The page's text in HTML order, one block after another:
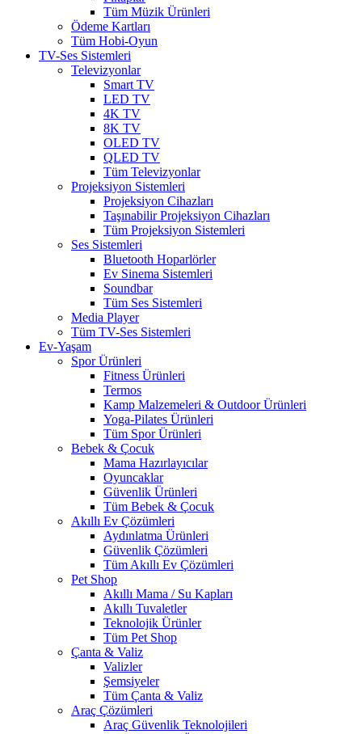
Tüm Müzik Ürünleri
Ödeme Kartları
Tüm Hobi-Oyun
TV-Ses Sistemleri
Televizyonlar
Smart TV
LED TV
4K TV
8K TV
OLED TV
QLED TV
Tüm Televizyonlar
Projeksiyon Sistemleri
Projeksiyon Cihazları
Taşınabilir Projeksiyon Cihazları
Tüm Projeksiyon Sistemleri
Ses Sistemleri
Bluetooth Hoparlörler
Ev Sinema Sistemleri
Soundbar
Tüm Ses Sistemleri
Media Player
Tüm TV-Ses Sistemleri
Ev-Yaşam
Spor Ürünleri
Fitness Ürünleri
Termos
Kamp Malzemeleri & Outdoor Ürünleri
Yoga-Pilates Ürünleri
Tüm Spor Ürünleri
Bebek & Çocuk
Mama Hazırlayıcılar
Oyuncaklar
Güvenlik Ürünleri
Tüm Bebek & Çocuk
Akıllı Ev Çözümleri
Aydınlatma Ürünleri
Güvenlik Çözümleri
Tüm Akıllı Ev Çözümleri
Pet Shop
Akıllı Mama / Su Kapları
Akıllı Tuvaletler
Teknolojik Ürünler
Tüm Pet Shop
Çanta & Valiz
Valizler
Şemsiyeler
Tüm Çanta & Valiz
Araç Çözümleri
Araç Güvenlik Teknolojileri